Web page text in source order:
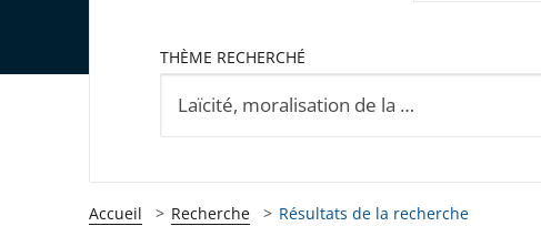
THÈME RECHERCHÉ
Accueil Recherche Résultats de la recherche